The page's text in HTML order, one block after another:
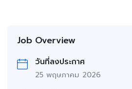
Job Overview
วันที่ลงประกาศ
25 พฤษภาคม 2026